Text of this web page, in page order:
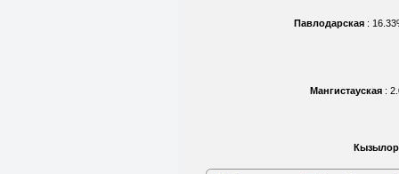
Мангистауская :
Павлодарская :